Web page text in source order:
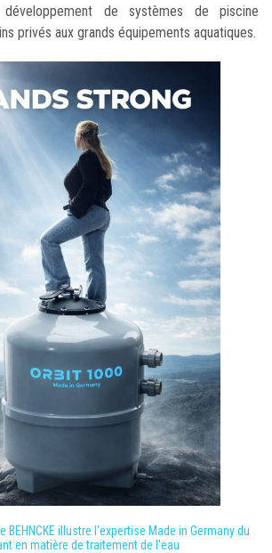
de systèmes de piscine
privés aux grands équipements aquatiques.
BEHNCKE illustre l'expertise Made in Germany du
en matière de traitement de l'eau